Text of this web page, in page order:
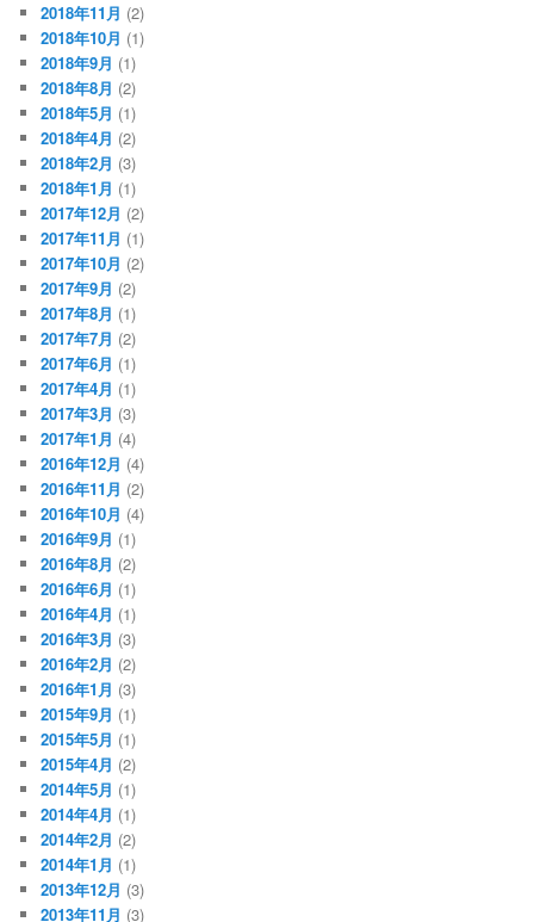
2018年11月 (2)
2018年10月 (1)
2018年9月 (1)
2018年8月 (2)
2018年5月 (1)
2018年4月 (2)
2018年2月 (3)
2018年1月 (1)
2017年12月 (2)
2017年11月 (1)
2017年10月 (2)
2017年9月 (2)
2017年8月 (1)
2017年7月 (2)
2017年6月 (1)
2017年4月 (1)
2017年3月 (3)
2017年1月 (4)
2016年12月 (4)
2016年11月 (2)
2016年10月 (4)
2016年9月 (1)
2016年8月 (2)
2016年6月 (1)
2016年4月 (1)
2016年3月 (3)
2016年2月 (2)
2016年1月 (3)
2015年9月 (1)
2015年5月 (1)
2015年4月 (2)
2014年5月 (1)
2014年4月 (1)
2014年2月 (2)
2014年1月 (1)
2013年12月 (3)
2013年11月 (3)